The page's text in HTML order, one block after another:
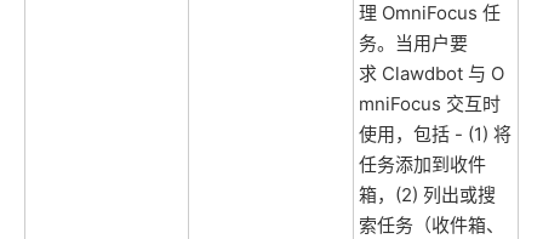
理 OmniFocus 任
务。当用户要
求 Clawdbot 与 O
mniFocus 交互时
使用，包括 - (1) 将
任务添加到收件
箱，(2) 列出或搜
索任务（收件箱、